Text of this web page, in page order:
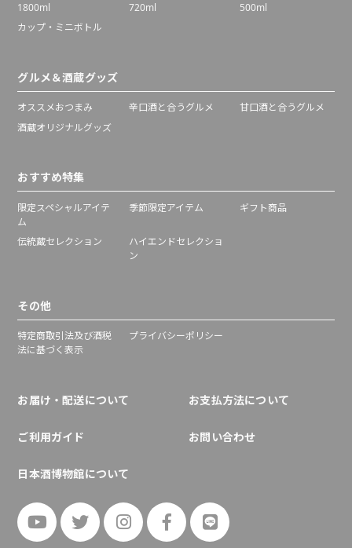
1800ml 720ml
500ml
カップ・ミニボトル
グルメ＆酒蔵グッズ
オススメおつまみ 辛口酒と合うグルメ
甘口酒と合うグルメ
酒蔵オリジナルグッズ
おすすめ特集
限定スペシャルアイテ
ム
季節限定アイテム ギフト商品
伝統蔵セレクション
ハイエンドセレクショ
ン
その他
特定商取引法及び酒税
法に基づく表示
プライバシーポリシー
お届け・配送について お支払方法について
ご利用ガイド お問い合わせ
日本酒博物館について